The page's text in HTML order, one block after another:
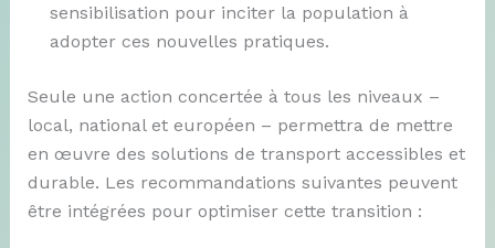
sensibilisation pour inciter la population à
adopter ces nouvelles pratiques.
Seule une action concertée à tous les niveaux –
local, national et européen – permettra de mettre
en œuvre des solutions de transport accessibles et
durable. Les recommandations suivantes peuvent
être intégrées pour optimiser cette transition :